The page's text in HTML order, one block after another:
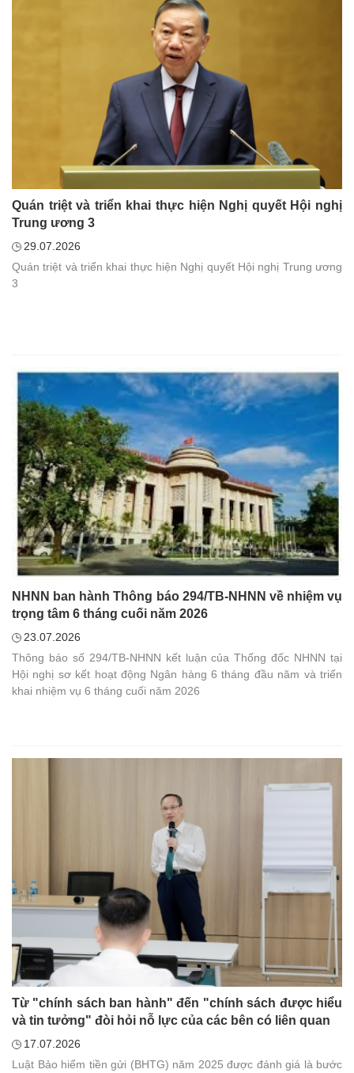
pháp điều hành đã được triển khai, đồng thời đề xuất một số
khuyến nghị nhằm nâng cao khả năng chống chịu của nền kinh tế
trước các cú sốc bên ngoài trong thời gian tới.
Quán triệt và triển khai thực hiện Nghị quyết Hội nghị
Trung ương 3
29.07.2026
Quán triệt và triển khai thực hiện Nghị quyết Hội nghị Trung ương
3
NHNN ban hành Thông báo 294/TB-NHNN về nhiệm vụ
trọng tâm 6 tháng cuối năm 2026
23.07.2026
Thông báo số 294/TB-NHNN kết luận của Thống đốc NHNN tại
Hội nghị sơ kết hoạt động Ngân hàng 6 tháng đầu năm và triển
khai nhiệm vụ 6 tháng cuối năm 2026
Từ "chính sách ban hành" đến "chính sách được hiểu
và tin tưởng" đòi hỏi nỗ lực của các bên có liên quan
17.07.2026
Luật Bảo hiểm tiền gửi (BHTG) năm 2025 được đánh giá là bước